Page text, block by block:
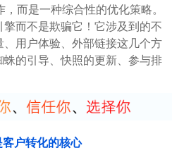
而是一种综合性的优化策略。
而不是欺骗它！它涉及到的不
用户体验、外部链接这几个方
的引导、快照的更新、参与排
户转化的核心